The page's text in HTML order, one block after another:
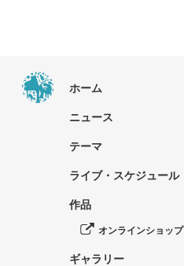
ホーム
ニュース
テーマ
ライブ・スケジュール
作品
オンラインショップ
ギャラリー